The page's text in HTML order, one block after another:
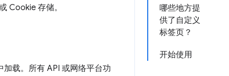
哪些地方提
供了自定义
标签页？
开始使用
Cookie 存储。
载。所有 API 或网络平台功